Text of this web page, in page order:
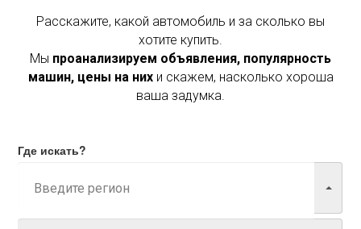
Расскажите, какой автомобиль и за сколько вы
хотите купить.
Мы проанализируем объявления, популярность
машин, цены на нихи скажем, насколько хороша
ваша задумка.
Где искать?